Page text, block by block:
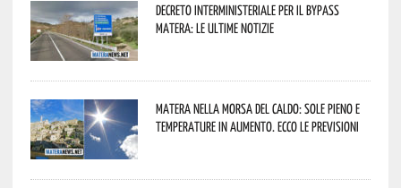
Decreto interministeriale per il Bypass
Matera: le ultime notizie
Matera nella morsa del caldo: sole pieno e
temperature in aumento. Ecco le previsioni